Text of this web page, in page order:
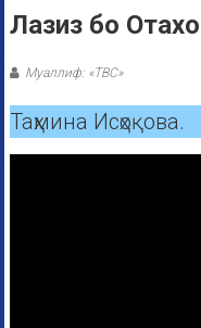
Лазиз бо
Муаллиф: «ТВС»
Таҳмина Исҳоқова.